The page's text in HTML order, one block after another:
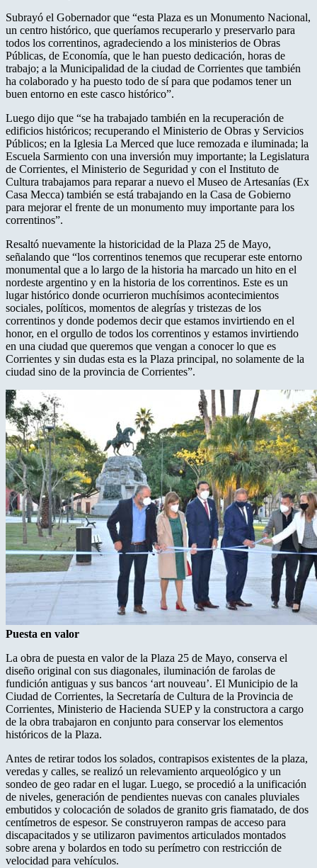
Subrayó el Gobernador que “esta Plaza es un Monumento Nacional,
un centro histórico, que queríamos recuperarlo y preservarlo para
todos los correntinos, agradeciendo a los ministerios de Obras
Públicas, de Economía, que le han puesto dedicación, horas de
trabajo; a la Municipalidad de la ciudad de Corrientes que también
ha colaborado y ha puesto todo de sí para que podamos tener un
buen entorno en este casco histórico”.
Luego dijo que “se ha trabajado también en la recuperación de
edificios históricos; recuperando el Ministerio de Obras y Servicios
Públicos; en la Iglesia La Merced que luce remozada e iluminada; la
Escuela Sarmiento con una inversión muy importante; la Legislatura
de Corrientes, el Ministerio de Seguridad y con el Instituto de
Cultura trabajamos para reparar a nuevo el Museo de Artesanías (Ex
Casa Mecca) también se está trabajando en la Casa de Gobierno
para mejorar el frente de un monumento muy importante para los
correntinos”.
Resaltó nuevamente la historicidad de la Plaza 25 de Mayo,
señalando que “los correntinos tenemos que recuperar este entorno
monumental que a lo largo de la historia ha marcado un hito en el
nordeste argentino y en la historia de los correntinos. Este es un
lugar histórico donde ocurrieron muchísimos acontecimientos
sociales, políticos, momentos de alegrías y tristezas de los
correntinos y donde podemos decir que estamos invirtiendo en el
honor, en el orgullo de todos los correntinos y estamos invirtiendo
en una ciudad que queremos que vengan a conocer lo que es
Corrientes y sin dudas esta es la Plaza principal, no solamente de la
ciudad sino de la provincia de Corrientes”.
Puesta en valor
La obra de puesta en valor de la Plaza 25 de Mayo, conserva el
diseño original con sus diagonales, iluminación de farolas de
fundición antiguas y sus bancos ‘art nouveau’. El Municipio de la
Ciudad de Corrientes, la Secretaría de Cultura de la Provincia de
Corrientes, Ministerio de Hacienda SUEP y la constructora a cargo
de la obra trabajaron en conjunto para conservar los elementos
históricos de la Plaza.
Antes de retirar todos los solados, contrapisos existentes de la plaza,
veredas y calles, se realizó un relevamiento arqueológico y un
sondeo de geo radar en el lugar. Luego, se procedió a la unificación
de niveles, generación de pendientes nuevas con canales pluviales
embutidos y colocación de solados de granito gris fiamatado, de dos
centímetros de espesor. Se construyeron rampas de acceso para
discapacitados y se utilizaron pavimentos articulados montados
sobre arena y bolardos en todo su perímetro con restricción de
velocidad para vehículos.